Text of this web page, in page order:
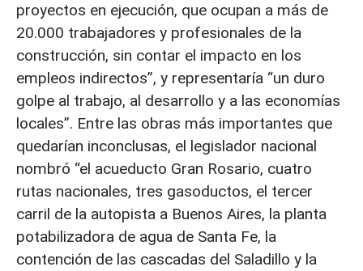
proyectos en ejecución, que ocupan a más de
20.000 trabajadores y profesionales de la
construcción, sin contar el impacto en los
empleos indirectos”, y representaría “un duro
golpe al trabajo, al desarrollo y a las economías
locales”. Entre las obras más importantes que
quedarían inconclusas, el legislador nacional
nombró “el acueducto Gran Rosario, cuatro
rutas nacionales, tres gasoductos, el tercer
carril de la autopista a Buenos Aires, la planta
potabilizadora de agua de Santa Fe, la
contención de las cascadas del Saladillo y la